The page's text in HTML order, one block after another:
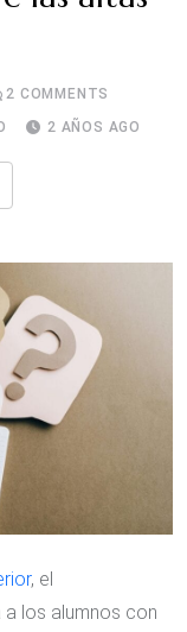
2 COMMENTS
2 AÑOS AGO
, el
los alumnos con